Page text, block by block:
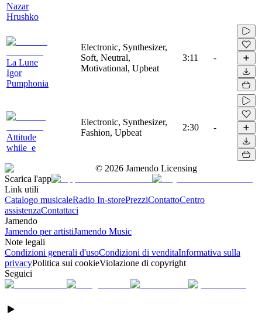
Nazar
Hrushko
La Lune
Igor
Pumphonia
Electronic, Synthesizer,
Soft, Neutral,
Motivational, Upbeat
3:11 -
Attitude
while_e
Electronic, Synthesizer,
Fashion, Upbeat
2:30 -
© 2026 Jamendo Licensing
Scarica l'app
Link utili
Catalogo musicaleRadio In-storePrezziContattoCentro
assistenzaContattaci
Jamendo
Jamendo per artistiJamendo Music
Note legali
Condizioni generali d'usoCondizioni di venditaInformativa sulla
privacyPolitica sui cookieViolazione di copyright
Seguici